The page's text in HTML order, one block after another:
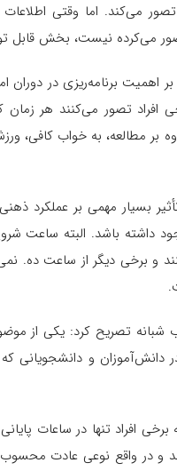
تصور می‌کند. اما وقتی
می‌کرده نیست، بخش قابل
بر اهمیت برنامه‌ریزی در
افراد تصور می‌کنند هر
بر مطالعه، به خواب کافی،
بسیار مهمی بر عملکرد
داشته باشد. البته ساعت
و برخی دیگر از ساعت ده.
شبانه تصریح کرد: یکی از
و دانشجویانی
افراد تنها در ساعات
و در واقع نوعی عادت